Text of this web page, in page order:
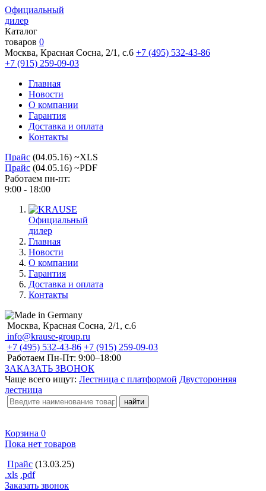
Официальный
дилер
Каталог
товаров 0
Москва, Красная Сосна, 2/1, с.6 +7 (495) 532-43-86
+7 (915) 259-09-03
Главная
Новости
О компании
Гарантия
Доставка и оплата
Контакты
Прайс (04.05.16) ~XLS
Прайс (04.05.16) ~PDF
Работаем пн-пт:
9:00 - 18:00
Официальный
дилер
Главная
Новости
О компании
Гарантия
Доставка и оплата
Контакты
Москва, Красная Сосна, 2/1, с.6
info@krause-group.ru
+7 (495) 532-43-86 +7 (915) 259-09-03
Работаем Пн-Пт: 9:00–18:00
ЗАКАЗАТЬ ЗВОНОК
Чаще всего ищут: Лестница с платформой Двусторонняя
лестница
Корзина 0
Пока нет товаров
Прайс (13.03.25)
.xls .pdf
Заказать звонок